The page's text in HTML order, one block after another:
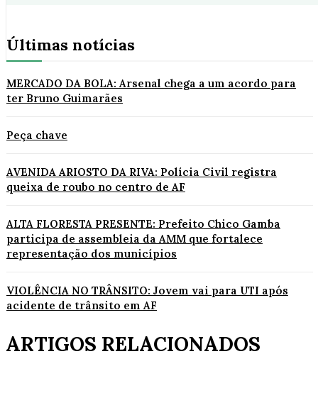
Últimas notícias
MERCADO DA BOLA: Arsenal chega a um acordo para
ter Bruno Guimarães
Peça chave
AVENIDA ARIOSTO DA RIVA: Polícia Civil registra
queixa de roubo no centro de AF
ALTA FLORESTA PRESENTE: Prefeito Chico Gamba
participa de assembleia da AMM que fortalece
representação dos municípios
VIOLÊNCIA NO TRÂNSITO: Jovem vai para UTI após
acidente de trânsito em AF
ARTIGOS RELACIONADOS